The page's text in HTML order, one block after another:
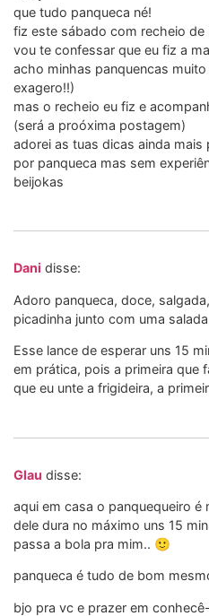
que tudo panqueca né!
fiz este sábado com recheio
vou te confessar que eu fiz a
acho minhas panquencas
exagero!!)
mas o recheio eu fiz e
(será a proóxima postagem)
adorei as tuas dicas ainda mais
por panqueca mas sem
beijokas
Dani disse:
Adoro panqueca, doce,
picadinha junto com uma
Esse lance de esperar uns 15
em prática, pois a primeira que
que eu unte a frigideira, a
Glau disse:
aqui em casa o panquequeiro é
dele dura no máximo uns 15
passa a bola pra mim.. 🙂
panqueca é tudo de bom
bjo pra vc e prazer em